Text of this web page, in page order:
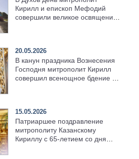
Кирилл и епископ Мефодий
совершили великое освящение
20.05.2026
В канун праздника Вознесения
Господня митрополит Кирилл
совершил всенощное бдение в
15.05.2026
Патриаршее поздравление
митрополиту Казанскому
Кириллу с 65-летием со дня